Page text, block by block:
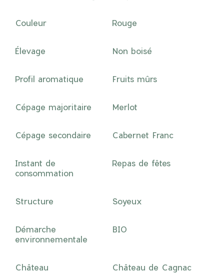
Couleur Rouge
Élevage Non boisé
Profil aromatique Fruits mûrs
Cépage majoritaire Merlot
Cépage secondaire Cabernet Franc
Instant de
consommation
Repas de fêtes
Structure Soyeux
Démarche
environnementale
BIO
Château Château de Cagnac